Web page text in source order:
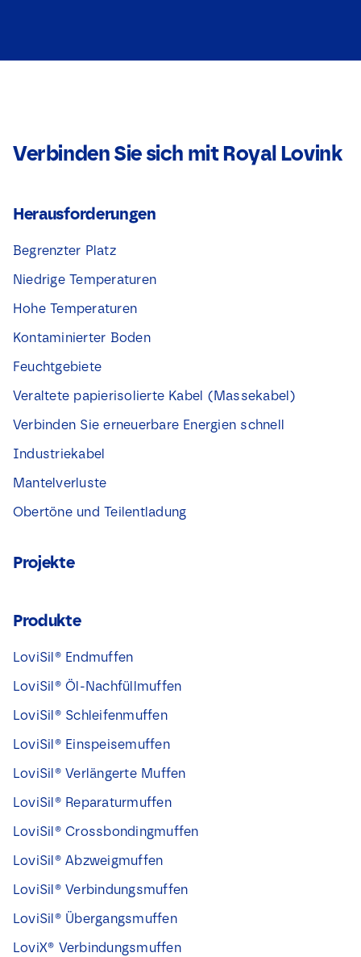
Verbinden Sie sich mit Royal Lovink
Herausforderungen
Begrenzter Platz
Niedrige Temperaturen
Hohe Temperaturen
Kontaminierter Boden
Feuchtgebiete
Veraltete papierisolierte Kabel (Massekabel)
Verbinden Sie erneuerbare Energien schnell
Industriekabel
Mantelverluste
Obertöne und Teilentladung
Projekte
Produkte
LoviSil® Endmuffen
LoviSil® Öl-Nachfüllmuffen
LoviSil® Schleifenmuffen
LoviSil® Einspeisemuffen
LoviSil® Verlängerte Muffen
LoviSil® Reparaturmuffen
LoviSil® Crossbondingmuffen
LoviSil® Abzweigmuffen
LoviSil® Verbindungsmuffen
LoviSil® Übergangsmuffen
LoviX® Verbindungsmuffen